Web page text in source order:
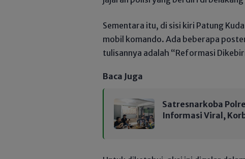
Sementara itu, di sisi kiri Patung
mobil komando. Ada beberapa
tulisannya adalah “Reformasi
Baca Juga
Satresnarkoba
Informasi Viral,